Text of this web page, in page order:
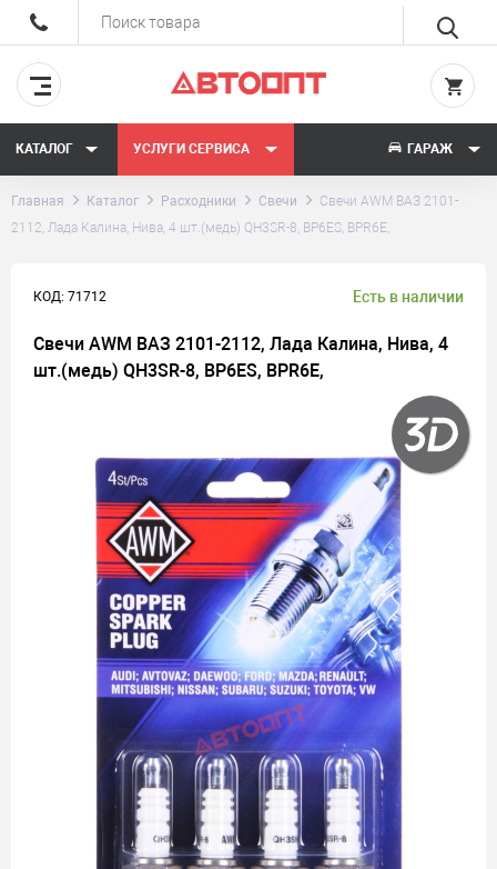
КАТАЛОГ УСЛУГИ СЕРВИСА ГАРАЖ
Главная Каталог Расходники Свечи
Свечи AWM ВАЗ 2101-
2112, Лада Калина, Нива, 4 шт.(медь) QH3SR-8, BP6ES, BPR6E,
КОД: 71712 Есть в наличии
Свечи AWM ВАЗ 2101-2112, Лада Калина, Нива, 4
шт.(медь) QH3SR-8, BP6ES, BPR6E,